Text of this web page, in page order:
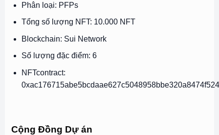
Phân loại: PFPs
Tổng số lượng NFT: 10.000 NFT
Blockchain: Sui Network
Số lượng đặc điểm: 6
NFTcontract:
Cộng Đồng Dự án